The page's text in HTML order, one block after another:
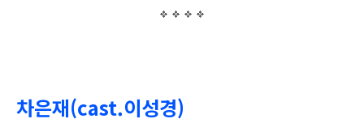
차은재(cast.이성경)